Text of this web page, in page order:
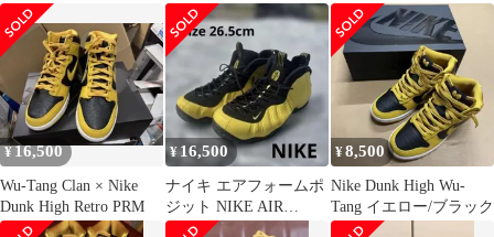
DUNK HI 29cm
¥16,500
Wu-Tang Clan × Nike
Dunk High Retro PRM
¥16,500
ナイキ エアフォームポ
ジット NIKE AIR
FOAMPOSITE 26.5
¥8,500
Nike Dunk High Wu-
Tang イエロー/ブラック